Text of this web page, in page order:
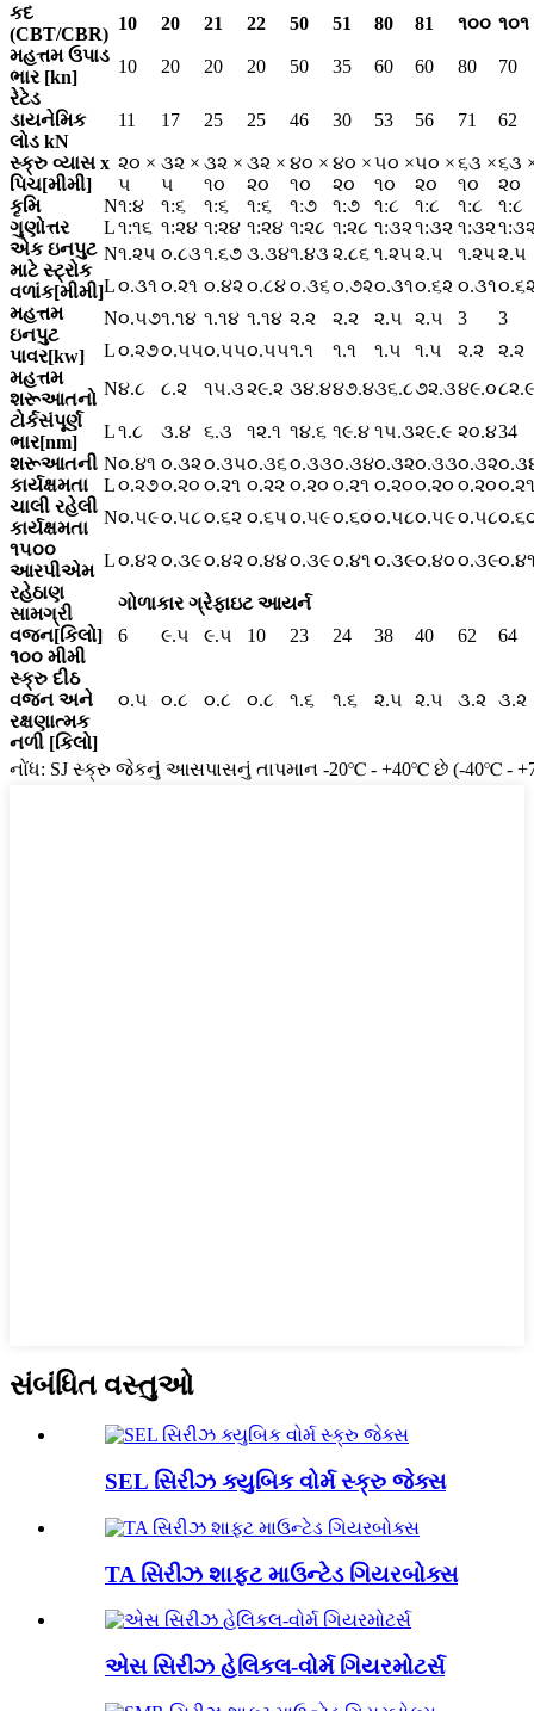
કદ
(CBT/CBR)
10 20 21 22 50 51 80 81 ૧૦૦ ૧૦૧
મહત્તમ ઉપાડ
ભાર [kn]
10 20 20 20 50 35 60 60 80
70
રેટેડ
ડાયનેમિક
લોડ kN
11 17 25 25 46 30 53 56 71 62
સ્ક્રુ વ્યાસ x
પિચ[મીમી]
૨૦ ×
૫
૩૨ ×
૫
૩૨ ×
૧૦
૩૨ ×
૨૦
૪૦ ×
૧૦
૪૦ ×
૨૦
૫૦ ×
૧૦
૫૦ ×
૨૦
૬૩ ×
૧૦
૬૩
૨૦
કૃમિ
ગુણોત્તર
N૧:૪ ૧:૬ ૧:૬ ૧:૬ ૧:૭ ૧:૭ ૧:૮ ૧:૮ ૧:૮
૧:૮
L૧:૧૬ ૧:૨૪ ૧:૨૪ ૧:૨૪ ૧:૨૮ ૧:૨૮ ૧:૩૨૧:૩૨ ૧:૩૨
એક ઇનપુટ
માટે સ્ટ્રોક
વળાંક[મીમી]
N૧.૨૫ ૦.૮૩૧.૬૭ ૩.૩૪૧.૪૩ ૨.૮૬ ૧.૨૫૨.૫ ૧.૨૫૨.૫
L૦.૩૧ ૦.૨૧ ૦.૪૨૦.૮૪૦.૩૬૦.૭૨૦.૩૧૦.૬૨ ૦.૩૧
મહત્તમ
ઇનપુટ
પાવર[kw]
N૦.૫૭૧.૧૪ ૧.૧૪ ૧.૧૪ ૨.૨ ૨.૨ ૨.૫ ૨.૫ 3
3
L૦.૨૭૦.૫૫૦.૫૫૦.૫૫૧.૧ ૧.૧ ૧.૫ ૧.૫ ૨.૨
૨.૨
મહત્તમ
શરૂઆતનો
ટોર્કસંપૂર્ણ
ભાર[nm]
N૪.૮ ૮.૨ ૧૫.૩૨૯.૨ ૩૪.૪૪૭.૪૩૬.૮૭૨.૩૪૯.૦૮૨.૯
L૧.૮ ૩.૪ ૬.૩ ૧૨.૧ ૧૪.૬ ૧૯.૪ ૧૫.૩૨૯.૯ ૨૦.૪34
શરૂઆતની
કાર્યક્ષમતા
N૦.૪૧ ૦.૩૨૦.૩૫૦.૩૬૦.૩૩૦.૩૪૦.૩૨૦.૩૩૦.૩૨
L૦.૨૭૦.૨૦ ૦.૨૧ ૦.૨૨ ૦.૨૦ ૦.૨૧ ૦.૨૦૦.૨૦ ૦.૨૦૦.૨૧
ચાલી રહેલી
કાર્યક્ષમતા
૧૫૦૦
આરપીએમ
N૦.૫૯૦.૫૮૦.૬૨ ૦.૬૫૦.૫૯૦.૬૦૦.૫૮૦.૫૯૦.૫૮
L૦.૪૨૦.૩૯૦.૪૨૦.૪૪૦.૩૯૦.૪૧ ૦.૩૯૦.૪૦૦.૩૯
રહેઠાણ
સામગ્રી
ગોળાકાર ગ્રેફાઇટ આયર્ન
વજન[કિલો]
6 ૯.૫ ૯.૫ 10 23 24 38 40 62
64
૧૦૦ મીમી
સ્ક્રુ દીઠ
વજન અને
રક્ષણાત્મક
નળી [કિલો]
૦.૫ ૦.૮ ૦.૮ ૦.૮ ૧.૬ ૧.૬ ૨.૫ ૨.૫ ૩.૨ ૩.૨
નોંધ: SJ સ્ક્રુ જેકનું આસપાસનું તાપમાન -20℃ - +40℃ છે (-40℃ -
સંબંધિત વસ્તુઓ
SEL સિરીઝ ક્યુબિક વોર્મ સ્ક્રુ જેક્સ
TA સિરીઝ શાફ્ટ માઉન્ટેડ ગિયરબોક્સ
એસ સિરીઝ હેલિકલ-વોર્મ ગિયરમોટર્સ